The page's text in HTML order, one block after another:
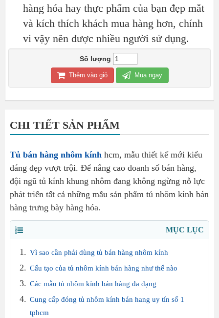
hàng hóa hay thực phẩm của bạn đẹp mắt
và kích thích khách mua hàng hơn, chính
vì vậy nên được nhiều người sử dụng.
Số lượng
Thêm vào giỏ Mua ngay
CHI TIẾT SẢN PHẨM
Tủ bán hàng nhôm kính hcm, mẫu thiết kế mới kiểu
dáng đẹp vượt trội. Để nâng cao doanh số bán hàng,
đội ngũ tủ kính khung nhôm đang không ngừng nỗ lực
phát triển tất cả những mẫu sản phẩm tủ nhôm kính bán
hàng trưng bày hàng hóa.
MỤC LỤC
Vì sao cần phải dùng tủ bán hàng nhôm kính
Cấu tạo của tủ nhôm kính bán hàng như thế nào
Các mẫu tủ nhôm kính bán hàng đa dạng
Cung cấp đóng tủ nhôm kính bán hang uy tín số 1
tphcm